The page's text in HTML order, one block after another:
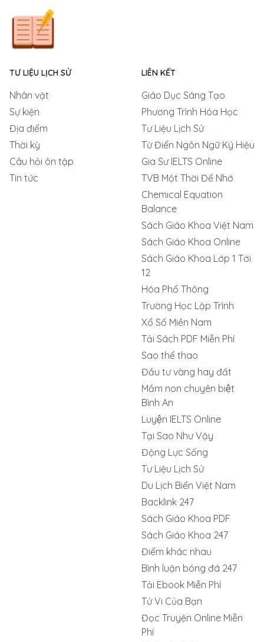
TƯ LIỆU LỊCH SỬ
Nhân vật
Sự kiện
Địa điểm
Thời kỳ
Câu hỏi ôn tập
Tin tức
LIÊN KẾT
Giáo Dục Sáng Tạo
Phương Trình Hóa Học
Tư Liệu Lịch Sử
Từ Điển Ngôn Ngữ Ký Hiệu
Gia Sư IELTS Online
TVB Một Thời Để Nhớ
Chemical Equation
Balance
Sách Giáo Khoa Việt Nam
Sách Giáo Khoa Online
Sách Giáo Khoa Lớp 1 Tới
12
Hóa Phổ Thông
Trường Học Lập Trình
Xổ Số Miền Nam
Tải Sách PDF Miễn Phí
Sao thể thao
Đầu tư vàng hay đất
Mầm non chuyên biệt
Bình An
Luyện IELTS Online
Tại Sao Như Vậy
Động Lực Sống
Tư Liệu Lịch Sử
Du Lịch Biển Việt Nam
Backlink 247
Sách Giáo Khoa PDF
Sách Giáo Khoa 247
Điểm khác nhau
Bình luận bóng đá 247
Tải Ebook Miễn Phí
Tử Vi Của Bạn
Đọc Truyện Online Miễn
Phí